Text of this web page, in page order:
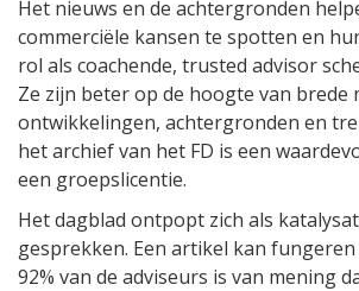
Het nieuws en de achtergronden
commerciële kansen te spotten en
rol als coachende, trusted advisor
Ze zijn beter op de hoogte van brede
ontwikkelingen, achtergronden en
het archief van het FD is een
een groepslicentie.
Het dagblad ontpopt zich als
gesprekken. Een artikel kan fungeren
92% van de adviseurs is van mening